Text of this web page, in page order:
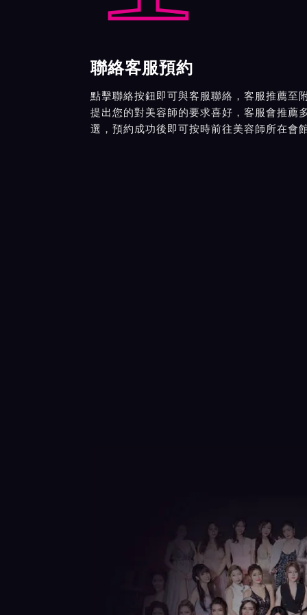
聯絡客服預約
點擊聯絡按鈕即可與客服聯絡，客服推薦至
提出您的對美容師的要求喜好，客服會推薦
選，預約成功後即可按時前往美容師所在會